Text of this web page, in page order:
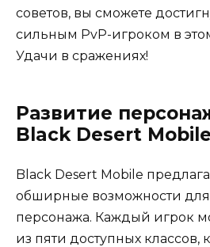
советов, вы сможете
сильным PvP-игроком в
Удачи в сражениях!
Развитие
Black Desert Mobile
Black Desert Mobile
обширные возможности для
персонажа. Каждый игрок
из пяти доступных